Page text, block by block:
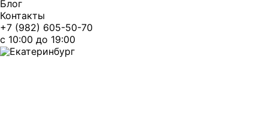
Блог
Контакты
+7 (982) 605-50-70
c 10:00 до 19:00
Екатеринбург